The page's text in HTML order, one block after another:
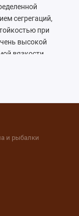
сегрегаций,
при
высокой
вязкости
стали
создать
и рыбалки